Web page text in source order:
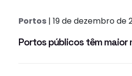
Portos | 19 de dezembro de
Portos públicos têm